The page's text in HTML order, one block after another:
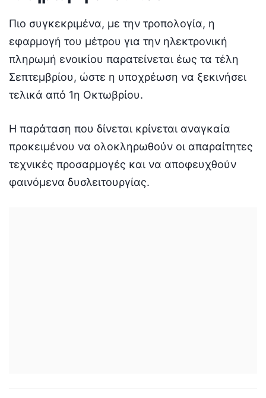
Πιο συγκεκριμένα, με την τροπολογία, η
εφαρμογή του μέτρου για την ηλεκτρονική
πληρωμή ενοικίου παρατείνεται έως τα τέλη
Σεπτεμβρίου, ώστε η υποχρέωση να ξεκινήσει
τελικά από 1η Οκτωβρίου.
Η παράταση που δίνεται κρίνεται αναγκαία
προκειμένου να ολοκληρωθούν οι απαραίτητες
τεχνικές προσαρμογές και να αποφευχθούν
φαινόμενα δυσλειτουργίας.